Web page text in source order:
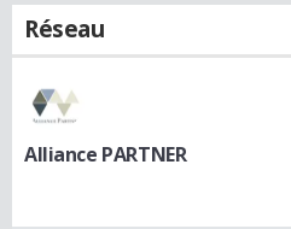
Réseau
Alliance PARTNER